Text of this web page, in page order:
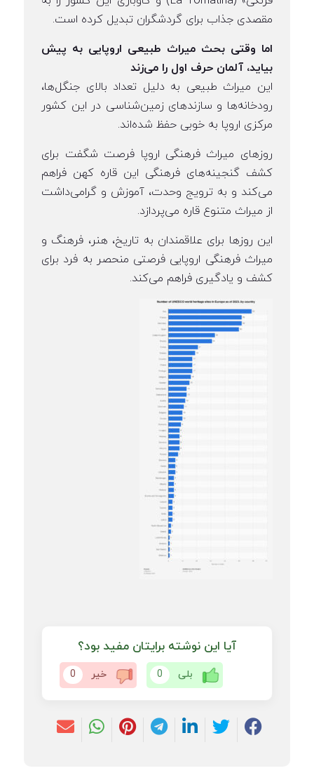
مقصدی جذاب برای گردشگران تبدیل کرده است.
اما وقتی بحث میراث طبیعی اروپایی به پیش
بیاید، آلمان حرف اول را می‌زند
این میراث طبیعی به دلیل تعداد بالای جنگل‌ها،
رودخانه‌ها و سازندهای زمین‌شناسی در این کشور
مرکزی اروپا به خوبی حفظ شده‌اند.
روزهای میراث فرهنگی اروپا فرصت شگفت‌ برای
کشف گنجینه‌های فرهنگی این قاره کهن فراهم
می‌کند و به ترویج وحدت، آموزش و گرامی‌داشت
از میراث متنوع قاره می‌پردازد.
این روزها برای علاقمندان به تاریخ، هنر، فرهنگ و
میراث فرهنگی اروپایی فرصتی منحصر به فرد برای
کشف و یادگیری فراهم می‌کند.
آیا این نوشته برایتان مفید بود؟
بلی 0 خیر 0